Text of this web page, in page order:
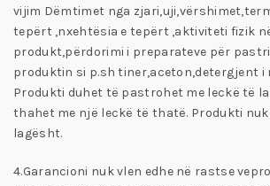
vijim Dëmtimet nga
tepërt ,nxehtësia e tepërt ,aktiviteti fizik
produkt,përdorimi i preparateve për
produktin si p.sh tiner,aceton,detergjent i
Produkti duhet të pastrohet me leckë të
thahet me një leckë të thatë. Produkti
lagësht.
4.Garancioni nuk vlen edhe në rastse